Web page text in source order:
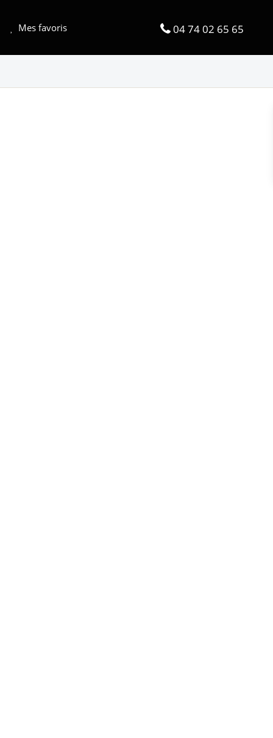
Mes favoris 04 74 02 65 65